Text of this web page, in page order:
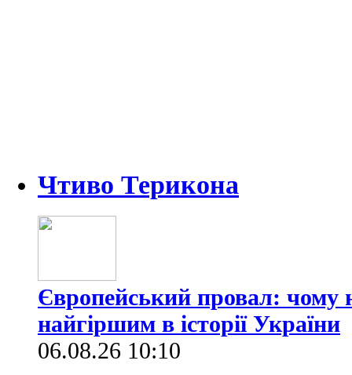
Чтиво Терикона
Європейський провал: чому
найгіршим в історії України
06.08.26 10:10